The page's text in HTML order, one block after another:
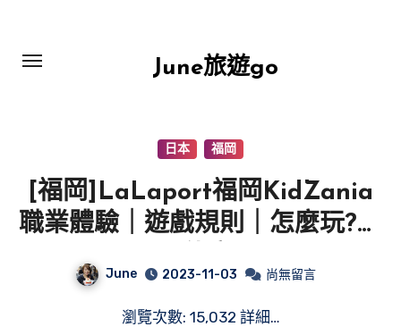
content
June旅遊go
日本 福岡
[福岡]LaLaport福岡KidZania
職業體驗｜遊戲規則｜怎麼玩?要
June 2023-11-03 尚無留言
瀏覽次數: 15,032 詳細…